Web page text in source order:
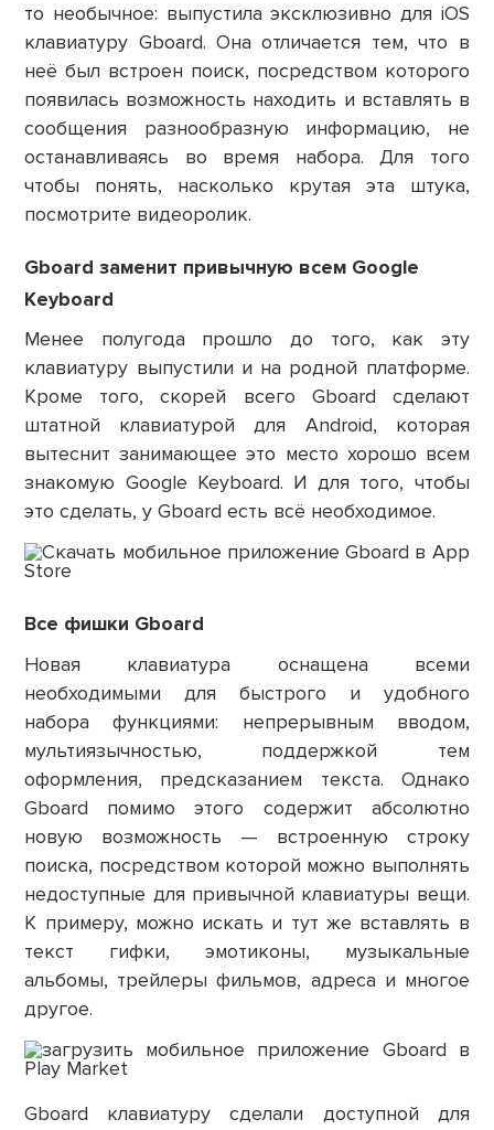
то необычное: выпустила эксклюзивно для iOS
клавиатуру Gboard. Она отличается тем, что в
неё был встроен поиск, посредством которого
появилась возможность находить и вставлять в
сообщения разнообразную информацию, не
останавливаясь во время набора. Для того
чтобы понять, насколько крутая эта штука,
посмотрите видеоролик.
Gboard заменит привычную всем Google
Keyboard
Менее полугода прошло до того, как эту
клавиатуру выпустили и на родной платформе.
Кроме того, скорей всего Gboard сделают
штатной клавиатурой для Android, которая
вытеснит занимающее это место хорошо всем
знакомую Google Keyboard. И для того, чтобы
это сделать, у Gboard есть всё необходимое.
Все фишки Gboard
Новая клавиатура оснащена всеми
необходимыми для быстрого и удобного
набора функциями: непрерывным вводом,
мультиязычностью, поддержкой тем
оформления, предсказанием текста. Однако
Gboard помимо этого содержит абсолютно
новую возможность — встроенную строку
поиска, посредством которой можно выполнять
недоступные для привычной клавиатуры вещи.
К примеру, можно искать и тут же вставлять в
текст гифки, эмотиконы, музыкальные
альбомы, трейлеры фильмов, адреса и многое
другое.
Gboard клавиатуру сделали доступной для